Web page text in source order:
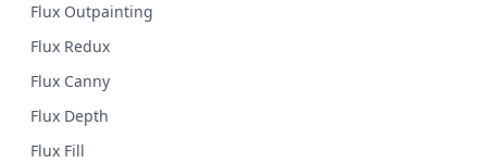
Flux Outpainting
Flux Redux
Flux Canny
Flux Depth
Flux Fill